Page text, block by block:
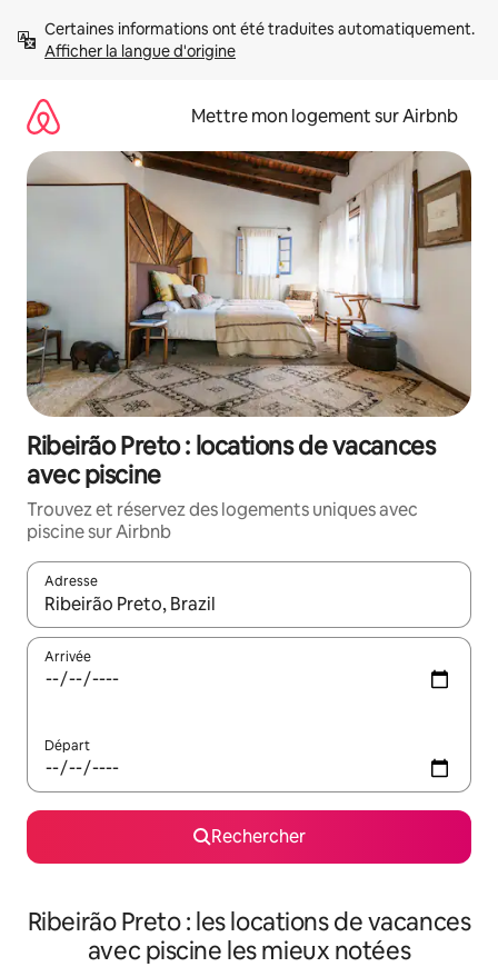
directement
Afficher la langue d'origine
Mettre mon logement sur Airbnb
Ribeirão Preto : locations de vacances
avec piscine
Trouvez et réservez des logements uniques avec
piscine sur Airbnb
Adresse
Lorsque les résultats s'affichent, utilisez les flèches vers le
Arrivée
Départ
Rechercher
Ribeirão Preto : les locations de vacances
avec piscine les mieux notées